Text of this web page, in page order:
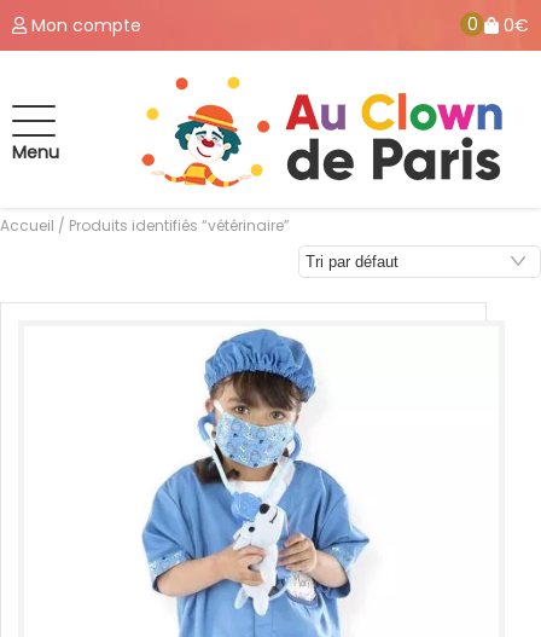
Mon compte 0 0€
Menu
Accueil / Produits identifiés “vétérinaire”